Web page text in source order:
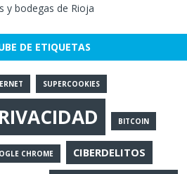
y bodegas de Rioja
DE ETIQUETAS
SUPERCOOKIES
BITCOIN
CHROME CIBERDELITOS